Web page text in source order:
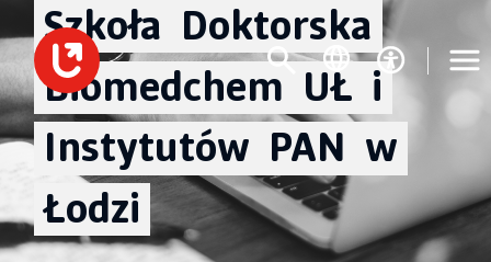
Szkoła Doktorska
Biomedchem UŁ i
Instytutów PAN w
Łodzi